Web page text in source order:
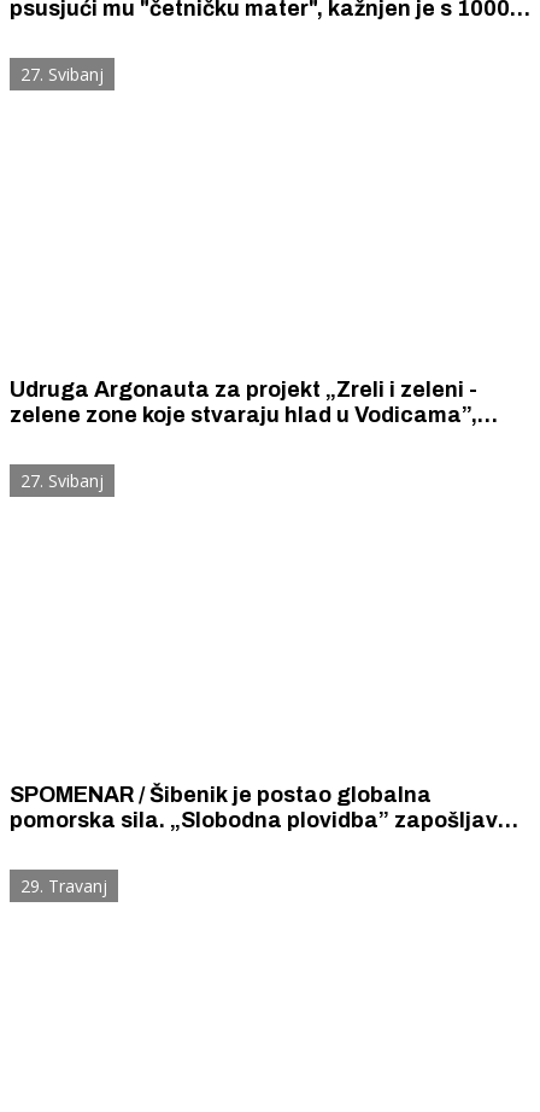
psusjući mu "četničku mater", kažnjen je s 1000
27. Svibanj
Udruga Argonauta za projekt „Zreli i zeleni -
zelene zone koje stvaraju hlad u Vodicama”,
za njegovo ostvarenje
27. Svibanj
SPOMENAR / Šibenik je postao globalna
pomorska sila. „Slobodna plovidba” zapošljava
stambene četvrti, financira sport i kulturu
29. Travanj